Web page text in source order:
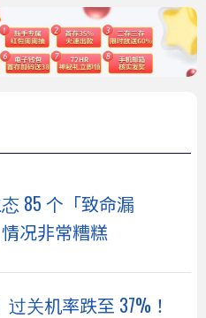
85 个「致命漏
况非常糟糕
过关机率跌至 37%！